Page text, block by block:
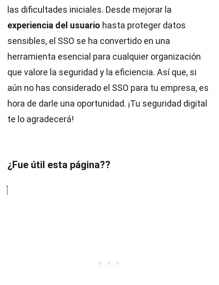
las dificultades iniciales. Desde mejorar la
experiencia del usuario hasta proteger datos
sensibles, el SSO se ha convertido en una
herramienta esencial para cualquier organización
que valore la seguridad y la eficiencia. Así que, si
aún no has considerado el SSO para tu empresa, es
hora de darle una oportunidad. ¡Tu seguridad digital
te lo agradecerá!
¿Fue útil esta página??